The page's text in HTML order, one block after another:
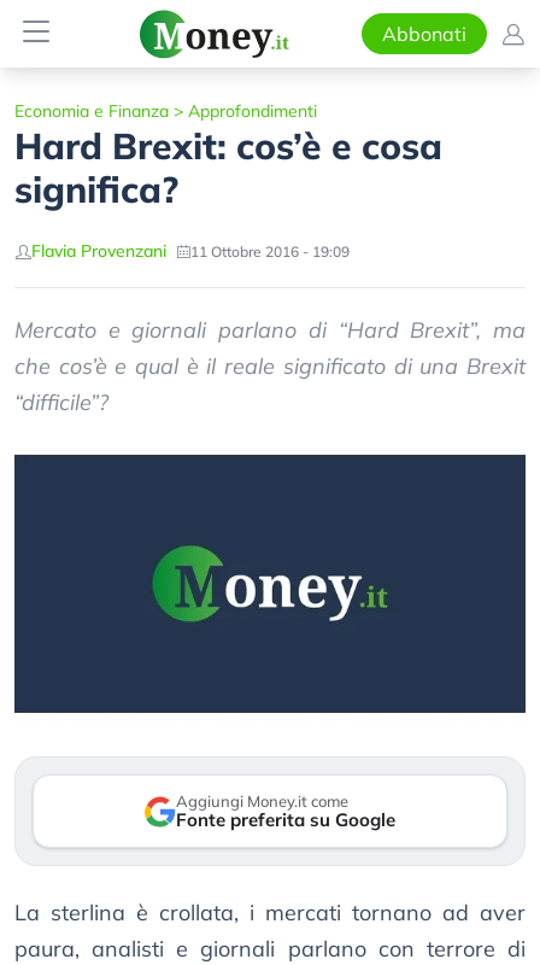
Abbonati
Economia e Finanza > Approfondimenti
Hard Brexit: cos’è e cosa
significa?
Flavia Provenzani 11 Ottobre 2016 - 19:09
Mercato e giornali parlano di “Hard Brexit”, ma
che cos’è e qual è il reale significato di una Brexit
“difficile”?
Aggiungi Money.it come
Fonte preferita su Google
La sterlina è crollata, i mercati tornano ad aver
paura, analisti e giornali parlano con terrore di